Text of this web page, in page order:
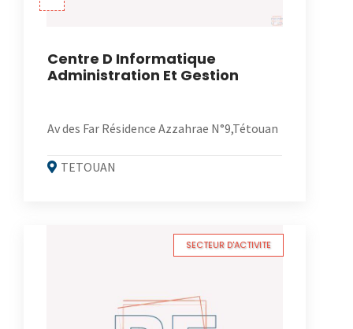
Centre D Informatique
Administration Et Gestion
Av des Far Résidence Azzahrae N°9,Tétouan
TETOUAN
SECTEUR D'ACTIVITE